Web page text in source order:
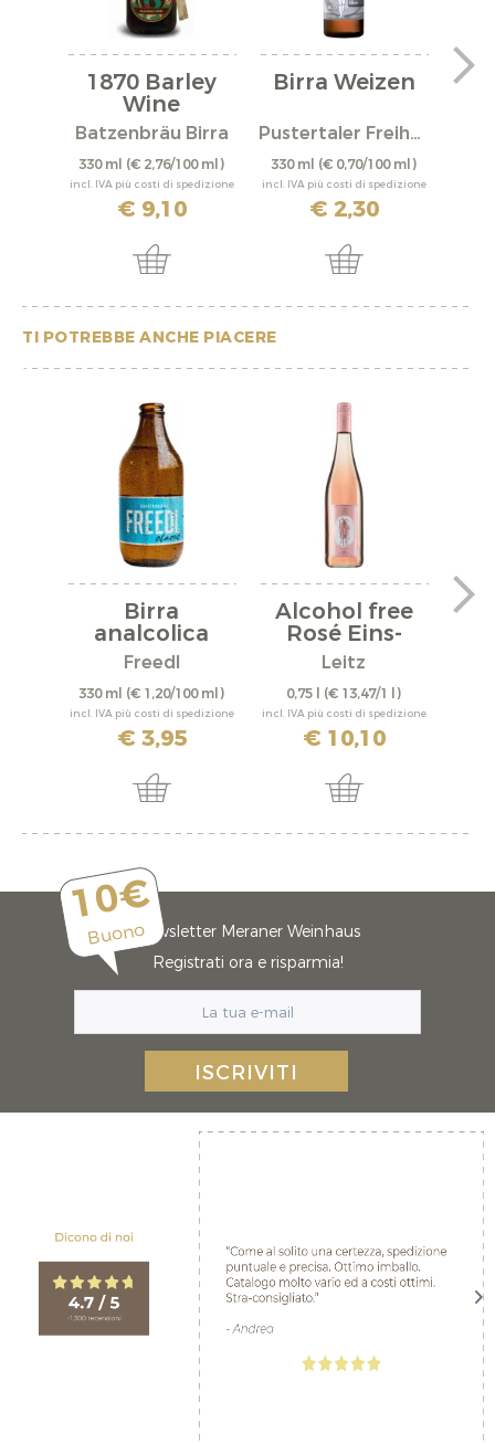
1870 Barley
Wine
Batzenbräu Birra
330 ml (€ 2,76/100 ml)
incl. IVA più costi di spedizione
€ 9,10
Birra Weizen
Pustertaler Freiheit
330 ml (€ 0,70/100 ml)
incl. IVA più costi di spedizione
€ 2,30
TI POTREBBE ANCHE PIACERE
Birra
analcolica
"Classic"
Freedl
330 ml (€ 1,20/100 ml)
incl. IVA più costi di spedizione
€ 3,95
Alcohol free
Rosé Eins-
Zwei-Zero
Leitz
0,75 l (€ 13,47/1 l)
incl. IVA più costi di spedizione
€ 10,10
10€
BuonoNewsletter Meraner Weinhaus
Registrati ora e risparmia!
ISCRIVITI